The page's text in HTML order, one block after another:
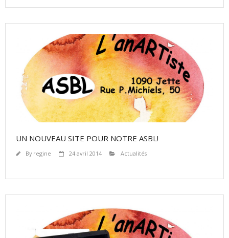
UN NOUVEAU SITE POUR NOTRE ASBL!
By regine 24 avril 2014 Actualités